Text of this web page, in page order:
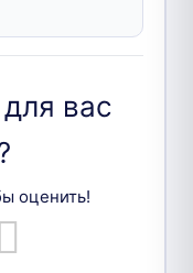
вас
оценить!